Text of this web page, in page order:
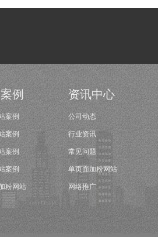
例
案例
案例
案例
案例
粉网站
资讯中心
公司动态
行业资讯
常见问题
单页面加粉网站
网络推广